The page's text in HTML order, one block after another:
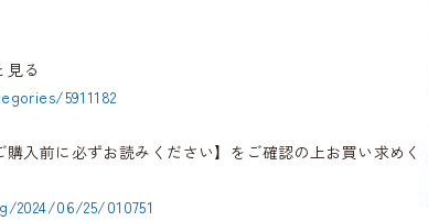
見る
5911182
入前に必ずお読みください】をご確認の上お買い求めく
06/25/010751